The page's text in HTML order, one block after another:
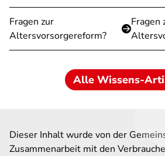
Fragen zur
Altersvorsorgereform?
Fragen
Alle Wissens-
Dieser Inhalt wurde von der
Zusammenarbeit mit den